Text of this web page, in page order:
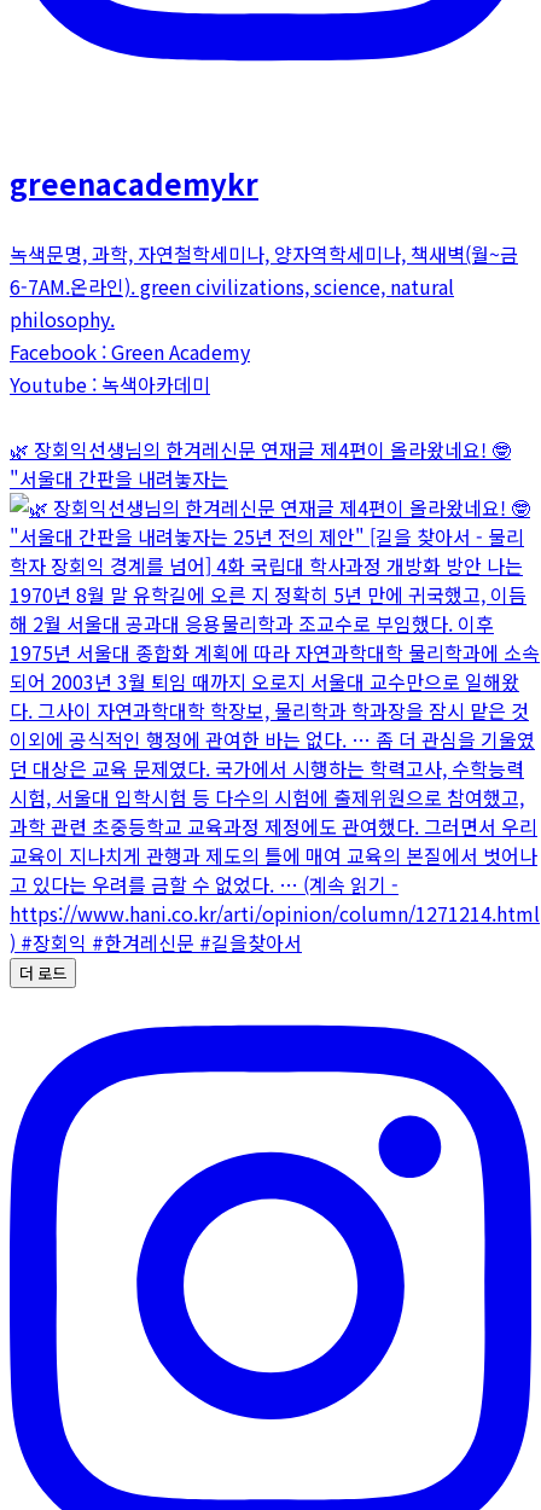
greenacademykr
녹색문명, 과학, 자연철학세미나, 양자역학세미나, 책새벽(월~금
6-7AM.온라인). green civilizations, science, natural
philosophy.
Facebook : Green Academy
Youtube : 녹색아카데미
🌿 장회익선생님의 한겨레신문 연재글 제4편이 올라왔네요! 🤓
"서울대 간판을 내려놓자는
더 로드